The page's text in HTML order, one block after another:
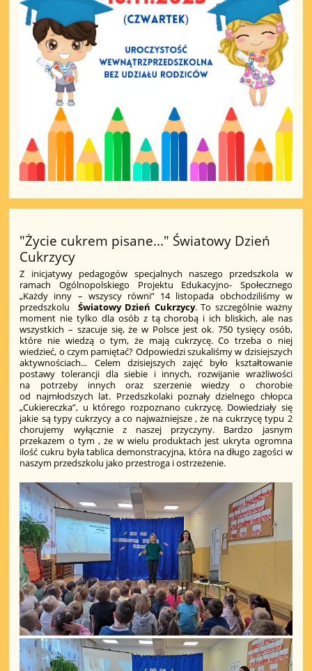
"Życie cukrem pisane..." Światowy Dzień
Cukrzycy
Z inicjatywy pedagogów specjalnych naszego przedszkola w
ramach Ogólnopolskiego Projektu Edukacyjno- Społecznego
„Każdy inny – wszyscy równi” 14 listopada obchodziliśmy w
przedszkolu Światowy Dzień Cukrzycy. To szczególnie ważny
moment nie tylko dla osób z tą chorobą i ich bliskich, ale nas
wszystkich – szacuje się, że w Polsce jest ok. 750 tysięcy osób,
które nie wiedzą o tym, że mają cukrzycę. Co trzeba o niej
wiedzieć, o czym pamiętać? Odpowiedzi szukaliśmy w dzisiejszych
aktywnościach...
Celem dzisiejszych zajęć było kształtowanie
postawy tolerancji dla siebie i innych, rozwijanie wrażliwości
na potrzeby innych oraz szerzenie wiedzy o chorobie
od najmłodszych lat. Przedszkolaki poznały dzielnego chłopca
„Cukiereczka”, u którego rozpoznano cukrzycę. Dowiedziały się
jakie są typy cukrzycy a co najważniejsze , że na cukrzycę typu 2
chorujemy wyłącznie z naszej przyczyny. Bardzo jasnym
przekazem o tym , że w wielu produktach jest ukryta ogromna
ilość cukru była tablica demonstracyjna, która na długo zagości w
naszym przedszkolu jako przestroga i ostrzeżenie.